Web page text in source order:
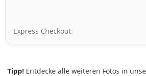
Express Checkout:
Tipp! Entdecke alle weiteren Fotos in